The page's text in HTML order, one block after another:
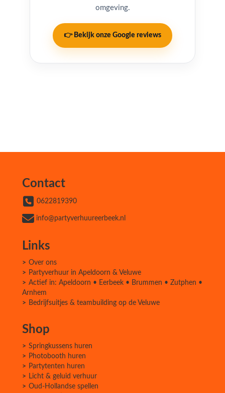
omgeving.
👉 Bekijk onze Google reviews
Contact
0622819390
info@partyverhuureerbeek.nl
Links
Over ons
Partyverhuur in Apeldoorn & Veluwe
Actief in: Apeldoorn • Eerbeek • Brummen • Zutphen •
Arnhem
Bedrijfsuitjes & teambuilding op de Veluwe
Shop
Springkussens huren
Photobooth huren
Partytenten huren
Licht & geluid verhuur
Oud-Hollandse spellen